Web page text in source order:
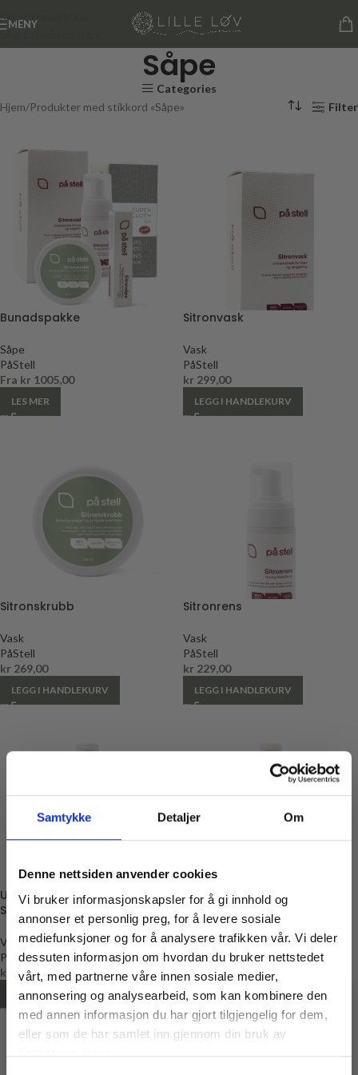
Samtykke Detaljer Om
Denne nettsiden anvender cookies
Vi bruker informasjonskapsler for å gi innhold og
annonser et personlig preg, for å levere sosiale
mediefunksjoner og for å analysere trafikken vår. Vi deler
dessuten informasjon om hvordan du bruker nettstedet
vårt, med partnerne våre innen sosiale medier,
annonsering og analysearbeid, som kan kombinere den
med annen informasjon du har gjort tilgjengelig for dem,
eller som de har samlet inn gjennom din bruk av
tjenestene deres.
Skip to navigation
Skip to main content
MENY
Såpe
Categories
Hjem Produkter med stikkord «Såpe» Filter
Bunadspakke
Såpe
PåStell
Fra kr 1005,00
LES MER
Sitronvask
Vask
PåStell
kr 299,00
LEGG I HANDLEKURV
Sitronskrubb
Vask
PåStell
kr 269,00
LEGG I HANDLEKURV
Sitronrens
Vask
PåStell
kr 229,00
LEGG I HANDLEKURV
Ullvask m/Lavendel &
Sedertre
Vask
PåStell
kr
229,00
LEGG I HANDLEKURV
Ullvask Nøytral, 500ml
Vask
PåStell
kr199,00
LEGG I HANDLEKURV
Vil du ha
10% rabatt